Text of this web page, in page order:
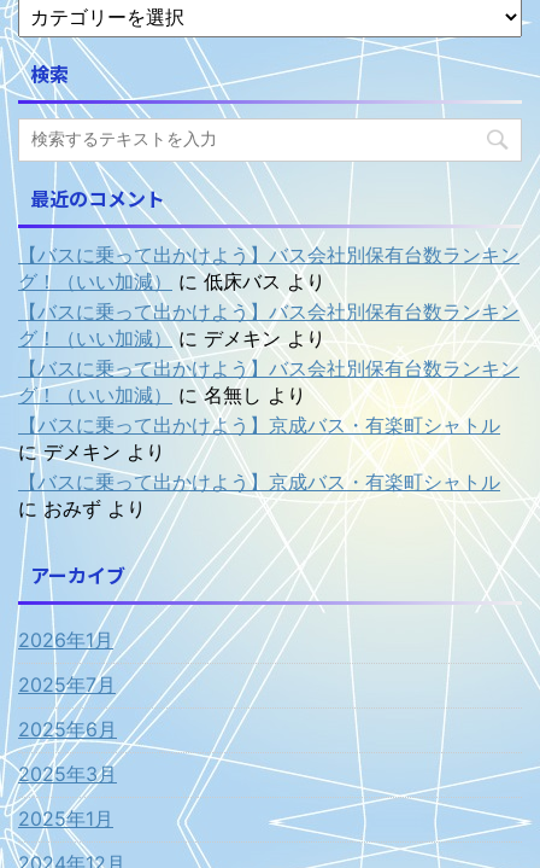
検索
最近のコメント
【バスに乗って出かけよう】バス会社別保有台数ランキン
グ！（いい加減）
に低床バス より
【バスに乗って出かけよう】バス会社別保有台数ランキン
グ！（いい加減） に デメキン より
【バスに乗って出かけよう】バス会社別保有台数ランキン
グ！（いい加減）
に名無し より
【バスに乗って出かけよう】京成バス・有楽町シャトル
にデメキン より
【バスに乗って出かけよう】京成バス・有楽町シャトル
に おみず より
アーカイブ
2026年1月
2025年7月
2025年6月
2025年3月
2025年1月
2024年12月